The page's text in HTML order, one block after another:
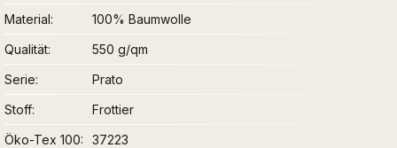
Material
100% Baumwolle
Qualität
550 g/qm
Serie
Prato
Stoff
Frottier
Öko-Tex 100
37223